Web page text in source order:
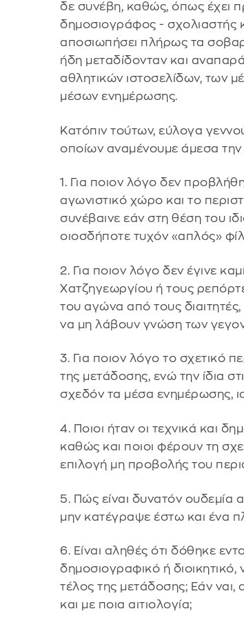
δε συνέβη, καθώς, όπως έχει
δημοσιογράφος - σχολιαστής
αποσιωπήσει πλήρως τα
ήδη μεταδίδονταν και
αθλητικών ιστοσελίδων, των
μέσων ενημέρωσης.
Κατόπιν τούτων, εύλογα
οποίων αναμένουμε άμεσα
1. Για ποιον λόγο δεν
αγωνιστικό χώρο και το
συνέβαινε εάν στη θέση του
οιοσδήποτε τυχόν «απλός»
2. Για ποιον λόγο δεν έγινε
Χατζηγεωργίου ή τους
του αγώνα από τους
να μη λάβουν γνώση των
3. Για ποιον λόγο το σχετικό
της μετάδοσης, ενώ την ίδια
σχεδόν τα μέσα ενημέρωσης,
4. Ποιοι ήταν οι τεχνικά και
καθώς και ποιοι φέρουν τη
επιλογή μη προβολής του
5. Πώς είναι δυνατόν ουδεμία
μην κατέγραψε έστω και ένα
6. Είναι αληθές ότι δόθηκε
δημοσιογραφικό ή
τέλος της μετάδοσης; Εάν ναι,
και με ποια αιτιολογία;